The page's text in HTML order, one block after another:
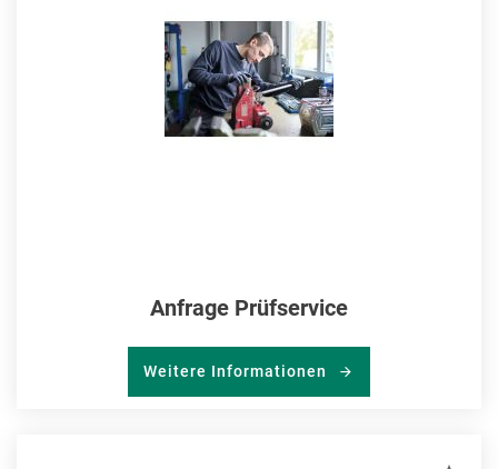
Anfrage Prüfservice
Weitere Informationen